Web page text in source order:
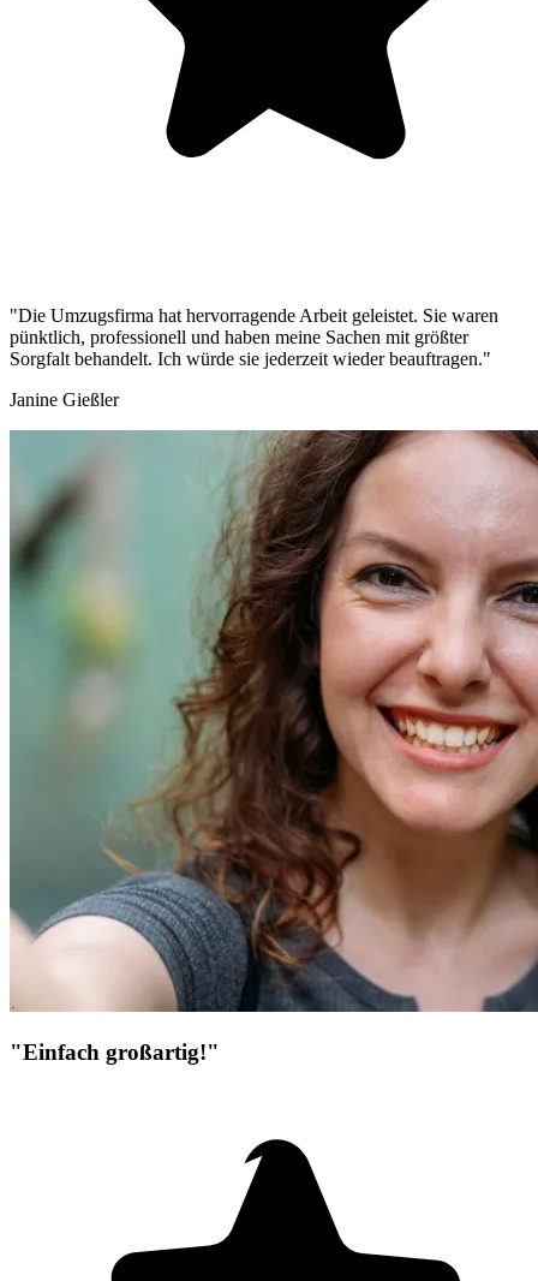
"Die Umzugsfirma hat hervorragende Arbeit geleistet. Sie waren
pünktlich, professionell und haben meine Sachen mit größter
Sorgfalt behandelt. Ich würde sie jederzeit wieder beauftragen."
Janine Gießler
"Einfach großartig!"